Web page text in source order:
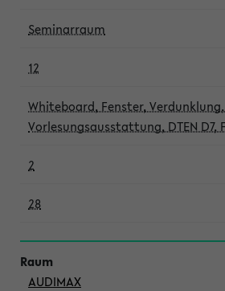
Seminarraum
12
Whiteboard, Fenster,
Vorlesungsausstattung, DTEN D7,
2
28
AUDIMAX